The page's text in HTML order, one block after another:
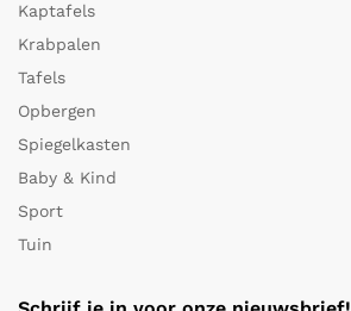
Kaptafels
Krabpalen
Tafels
Opbergen
Spiegelkasten
Baby & Kind
Sport
Tuin